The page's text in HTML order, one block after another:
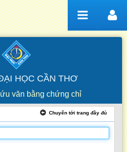
HỌC CẦN THƠ
văn bằng chứng chỉ
Chuyển tới trang đầy đủ